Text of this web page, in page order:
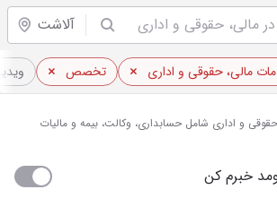
آلاشت
مالی، حقوقی و اداری تخصص
و اداری شامل حسابداری، وکالت، بیمه و مالیات
خبرم کن